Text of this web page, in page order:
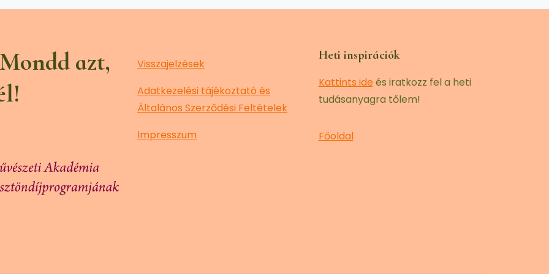
azt,
Visszajelzések
Adatkezelési tájékoztató és
Általános Szerződési Feltételek
Impresszum
Heti inspirációk
Kattints ide és iratkozz fel a heti
tudásanyagra tőlem!
Főoldal